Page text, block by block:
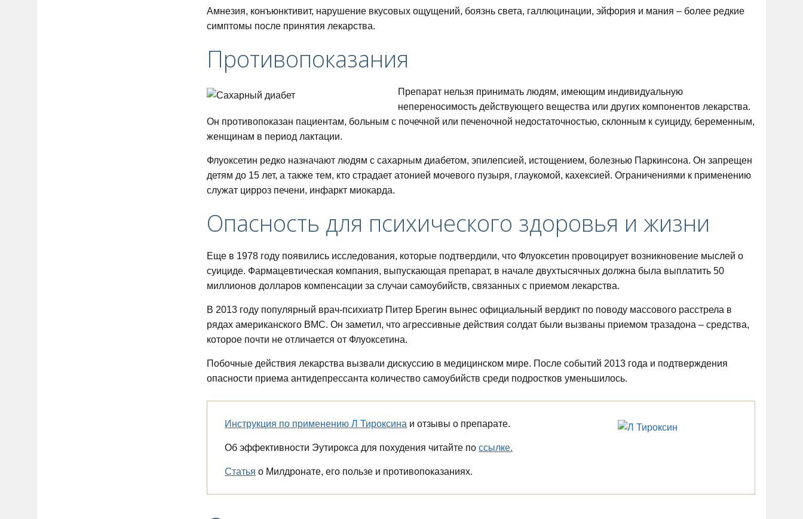
Амнезия, конъюнктивит, нарушение вкусовых ощущений, боязнь света, галлюцинации, эйфория и мания – более редкие
симптомы после принятия лекарства.
Противопоказания
Препарат нельзя принимать людям, имеющим индивидуальную
непереносимость действующего вещества или других компонентов лекарства.
Он противопоказан пациентам, больным с почечной или печеночной недостаточностью, склонным к суициду, беременным,
женщинам в период лактации.
Флуоксетин редко назначают людям с сахарным диабетом, эпилепсией, истощением, болезнью Паркинсона. Он запрещен
детям до 15 лет, а также тем, кто страдает атонией мочевого пузыря, глаукомой, кахексией. Ограничениями к применению
служат цирроз печени, инфаркт миокарда.
Опасность для психического здоровья и жизни
Еще в 1978 году появились исследования, которые подтвердили, что Флуоксетин провоцирует возникновение мыслей о
суициде. Фармацевтическая компания, выпускающая препарат, в начале двухтысячных должна была выплатить 50
миллионов долларов компенсации за случаи самоубийств, связанных с приемом лекарства.
В 2013 году популярный врач-психиатр Питер Брегин вынес официальный вердикт по поводу массового расстрела в
рядах американского ВМС. Он заметил, что агрессивные действия солдат были вызваны приемом тразадона – средства,
которое почти не отличается от Флуоксетина.
Побочные действия лекарства вызвали дискуссию в медицинском мире. После событий 2013 года и подтверждения
опасности приема антидепрессанта количество самоубийств среди подростков уменьшилось.
Инструкция по применению Л Тироксина и отзывы о препарате.
Об эффективности Эутирокса для похудения читайте по ссылке.
Статья о Милдронате, его пользе и противопоказаниях.